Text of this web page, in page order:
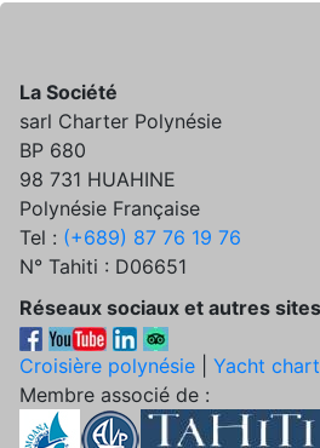
La Société
sarl Charter Polynésie
BP 680
98 731 HUAHINE
Polynésie Française
Tel : (+689) 87 76 19 76
N° Tahiti : D06651
Réseaux sociaux et autres sites
Croisière polynésie
Yacht
Membre associé de :